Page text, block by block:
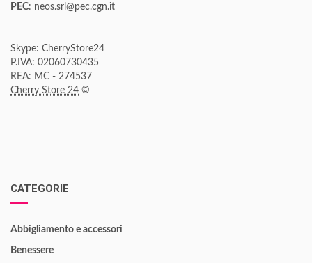
PEC: neos.srl@pec.cgn.it
Skype: CherryStore24
P.IVA: 02060730435
REA: MC - 274537
Cherry Store 24 ©
CATEGORIE
Abbigliamento e accessori
Benessere